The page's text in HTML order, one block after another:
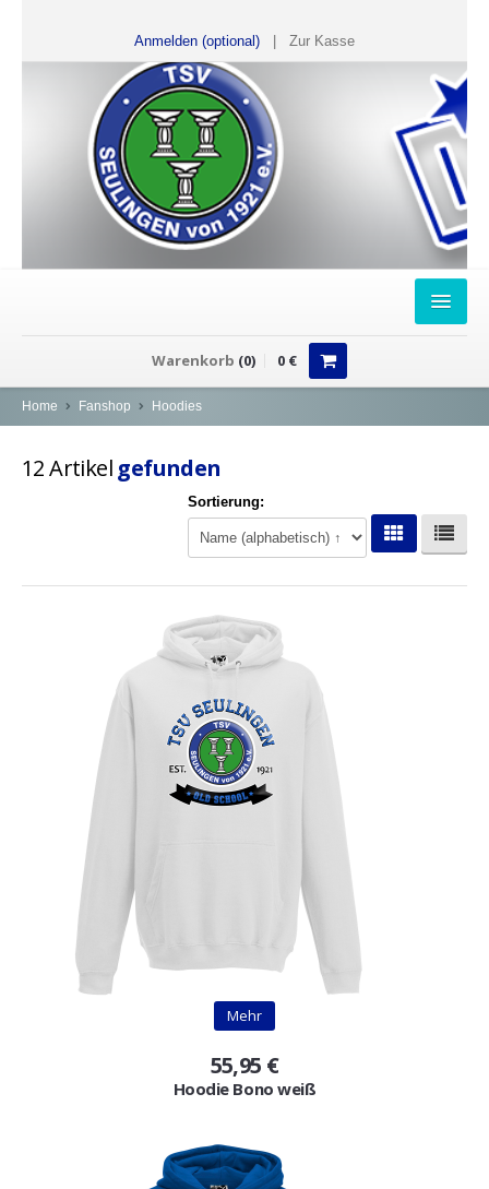
Anmelden (optional) Zur Kasse
FANSHOP
T-Shirts
Kochen & Grillen
Aufkleber & Handys & Mousepads
Polo`s & Hemden
Wimpel & Fanschal & Schirme
Kappen & Mützen
Alles fürs Bad
Leinwände und Kissen
Alles für die Kids
Jacken
Long Sleeve & Tank Top
Gutscheine
Warenkorb (0) 0€
Home Fanshop Hoodies
12Artikel gefunden
Sortierung:
Mehr
55,95 €
Hoodie Bono weiß